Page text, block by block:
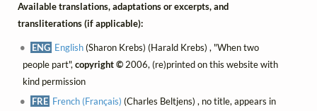
Available translations, adaptations or excerpts, and
transliterations (if applicable):
ENG English(Sharon Krebs) (Harald Krebs) , "When two
people part",copyright ©2006, (re)printed on this website with
kind permission
FRE French (Français) (Charles Beltjens) , no title, appears in